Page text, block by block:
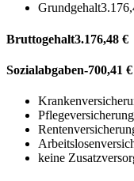
Grundgehalt
Bruttogehalt3.176,48 €
Sozialabgaben-700,41 €
Pflegeversicherung
keine